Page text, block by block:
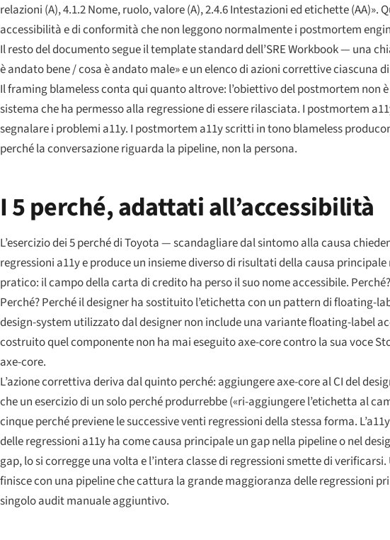
relazioni (A), 4.1.2 Nome, ruolo, valore (A), 2.4.6 Intestazioni ed etichette
accessibilità e di conformità che non leggono normalmente i postmortem
Il resto del documento segue il template standard dell’SRE Workbook — una
è andato bene / cosa è andato male» e un elenco di azioni correttive
Il framing blameless conta qui quanto altrove: l’obiettivo del postmortem non
sistema che ha permesso alla regressione di essere rilasciata. I postmortem
segnalare i problemi a11y. I postmortem a11y scritti in tono blameless
perché la conversazione riguarda la pipeline, non la persona.
I 5 perché, adattati all’accessibilità
L’esercizio dei 5 perché di Toyota — scandagliare dal sintomo alla causa
regressioni a11y e produce un insieme diverso di risultati della causa
pratico: il campo della carta di credito ha perso il suo nome accessibile.
Perché? Perché il designer ha sostituito l’etichetta con un pattern di floating-
design-system utilizzato dal designer non include una variante floating-label
costruito quel componente non ha mai eseguito axe-core contro la sua voce
axe-core.
L’azione correttiva deriva dal quinto perché: aggiungere axe-core al CI del
che un esercizio di un solo perché produrrebbe («ri-aggiungere l’etichetta al
cinque perché previene le successive venti regressioni della stessa forma.
delle regressioni a11y ha come causa principale un gap nella pipeline o nel
gap, lo si corregge una volta e l’intera classe di regressioni smette di
finisce con una pipeline che cattura la grande maggioranza delle regressioni
singolo audit manuale aggiuntivo.